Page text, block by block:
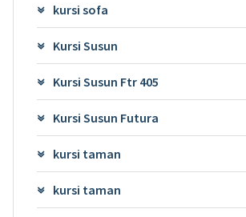
kursi sofa
Kursi Susun
Kursi Susun Ftr 405
Kursi Susun Futura
kursi taman
kursi taman